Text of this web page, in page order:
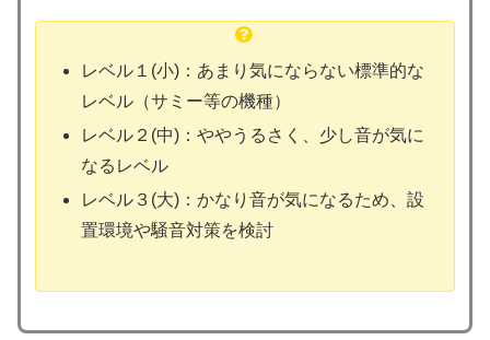
レベル１(小)：あまり気にならない標準的な
レベル（サミー等の機種）
レベル２(中)：ややうるさく、少し音が気に
なるレベル
レベル３(大)：かなり音が気になるため、設
置環境や騒音対策を検討